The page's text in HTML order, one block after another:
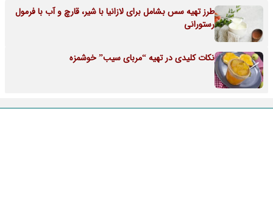
طرز تهیه سس بشامل برای لازانیا با شیر، قارچ و آب با فرمول
رستورانی
نکات کلیدی در تهیه “مربای سیب” خوشمزه